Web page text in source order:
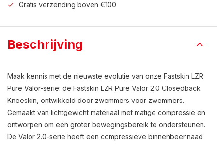
Gratis verzending boven €100
Beschrijving
Maak kennis met de nieuwste evolutie van onze Fastskin LZR
Pure Valor-serie: de Fastskin LZR Pure Valor 2.0 Closedback
Kneeskin, ontwikkeld door zwemmers voor zwemmers.
Gemaakt van lichtgewicht materiaal met matige compressie en
ontworpen om een groter bewegingsbereik te ondersteunen.
De Valor 2.0-serie heeft een compressieve binnenbeennaad